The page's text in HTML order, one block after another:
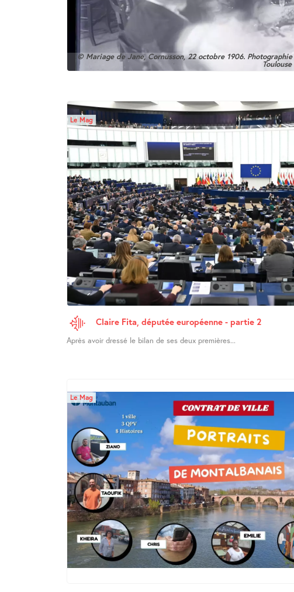
© Mariage de Jane, Cornusson, 22 octobre 1906.
Toulouse
Le Mag
Claire Fita, députée européenne - partie 2
Après avoir dressé le bilan de ses deux premières...
Le Mag